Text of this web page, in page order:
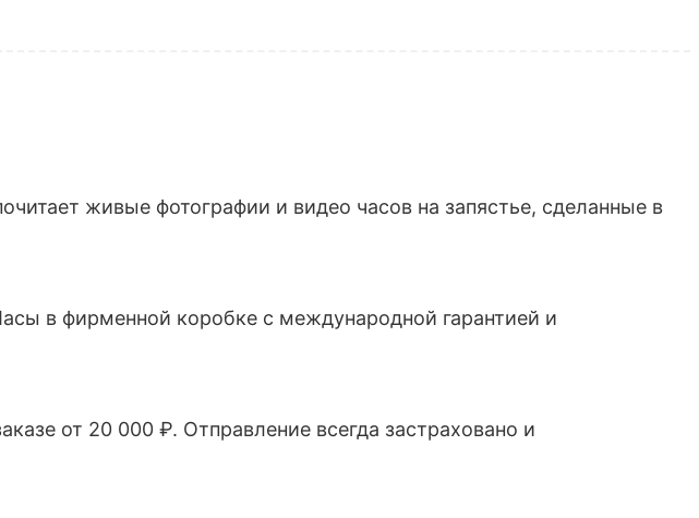
живые фотографии и видео часов на запястье, сделанные в
в фирменной коробке с международной гарантией и
от 20 000 ₽. Отправление всегда застраховано и